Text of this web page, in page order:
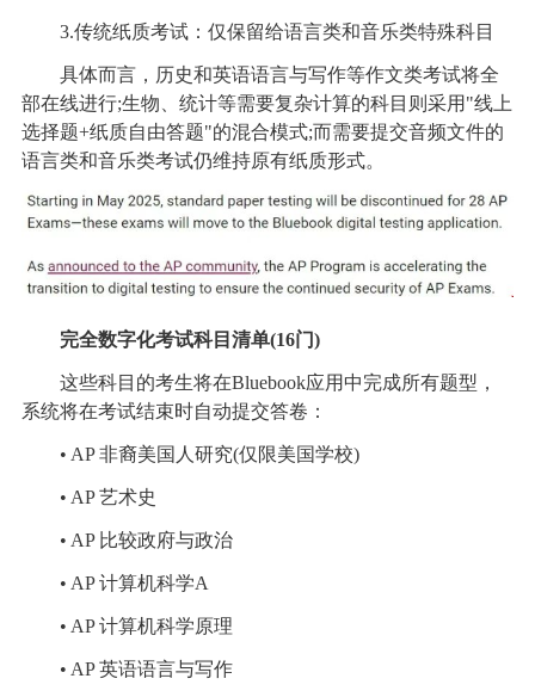
3.传统纸质考试：仅保留给语言类和音乐类特殊科目
具体而言，历史和英语语言与写作等作文类考试将全
部在线进行;生物、统计等需要复杂计算的科目则采用"线上
选择题+纸质自由答题"的混合模式;而需要提交音频文件的
语言类和音乐类考试仍维持原有纸质形式。
完全数字化考试科目清单(16门)
这些科目的考生将在Bluebook应用中完成所有题型，
系统将在考试结束时自动提交答卷：
• AP 非裔美国人研究(仅限美国学校)
• AP 艺术史
• AP 比较政府与政治
• AP 计算机科学A
• AP 计算机科学原理
• AP 英语语言与写作